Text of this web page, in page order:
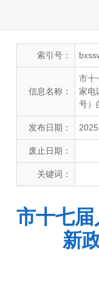
索引号：
信息名称：
市十
家电
号）
发布日期：
废止日期：
关键词：
市十七
新